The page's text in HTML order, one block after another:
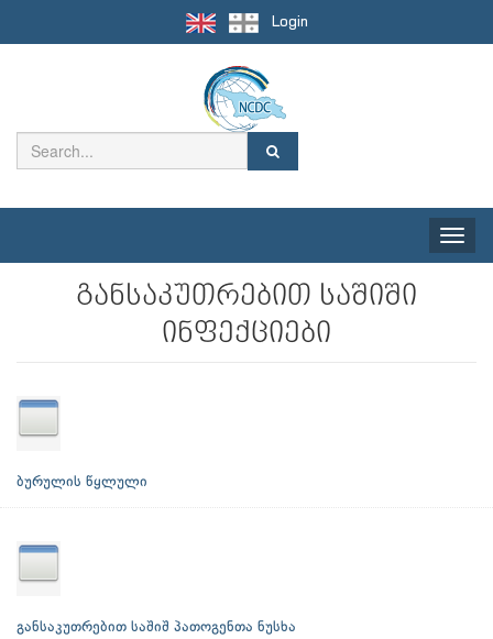
Login
Toggle
განსაკუთრებით საშიში
ინფექციები
ბურულის წყლული
განსაკუთრებით საშიშ პათოგენთა ნუსხა